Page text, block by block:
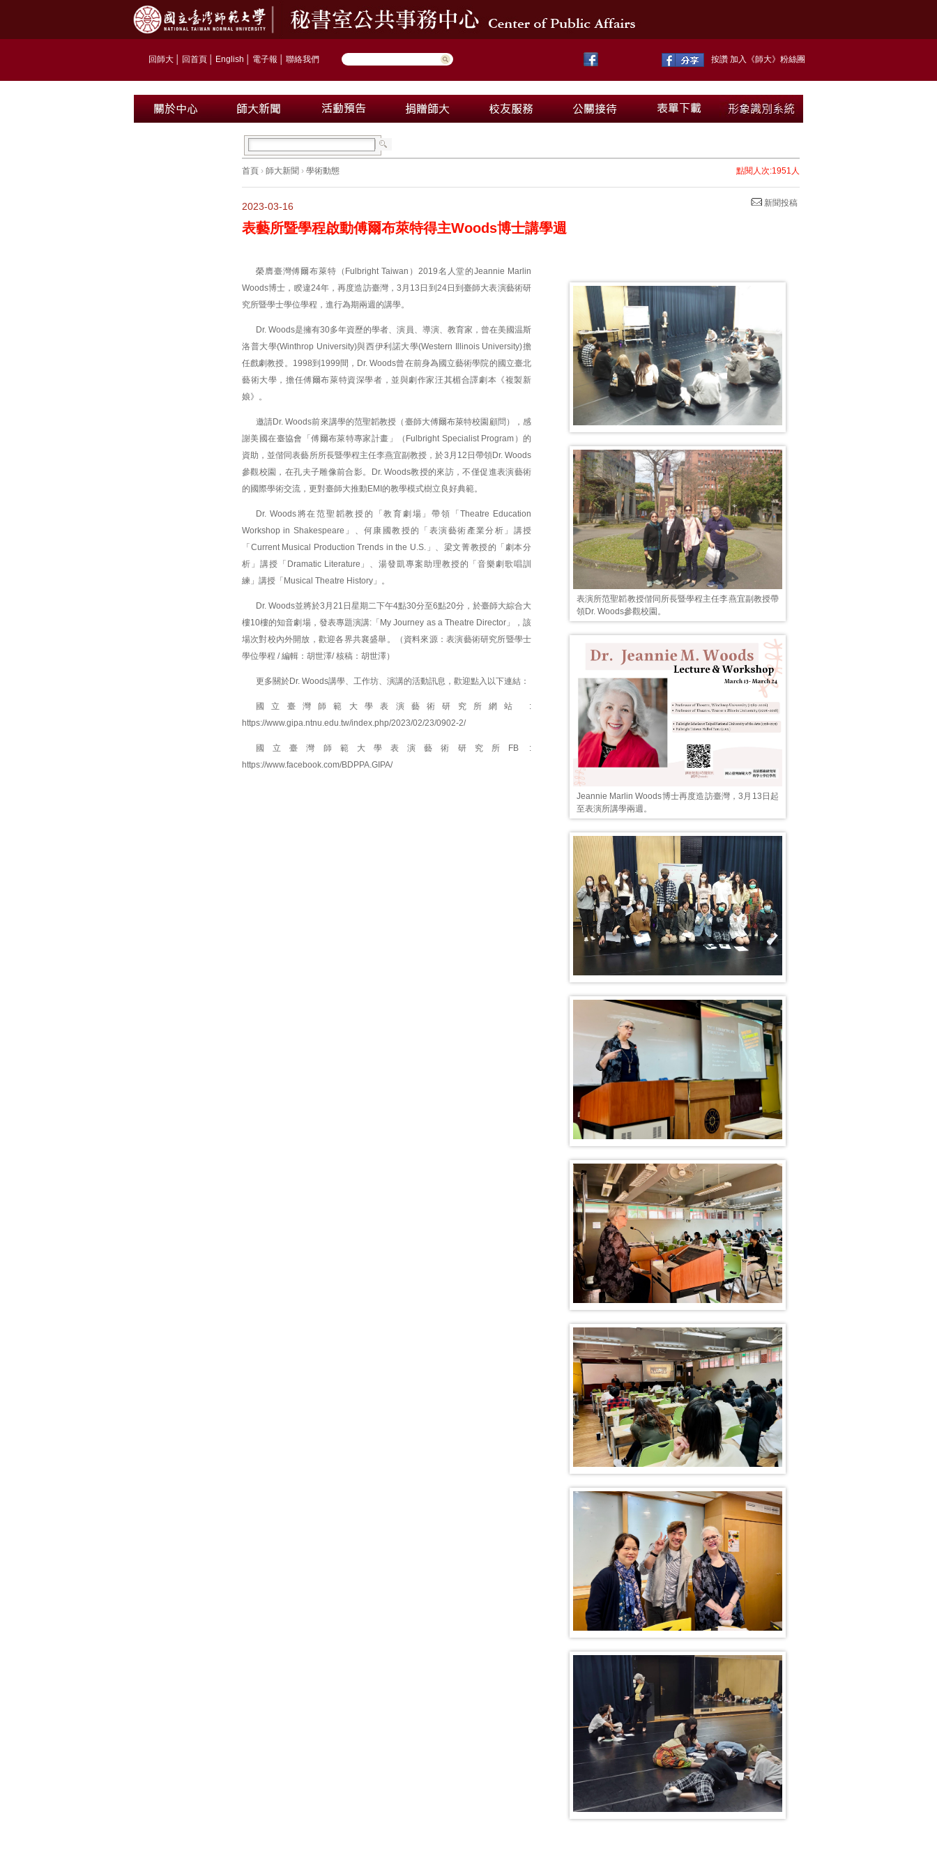
回師大 回首頁 English 電子報 聯絡我們 按讚 加入《師大》粉絲團
首頁 › 師大新聞 › 學術動態 點閱人次:1951人
新聞投稿
2023-03-16
表藝所暨學程啟動傅爾布萊特得主Woods博士講學週
表演所范聖韜教授偕同所長暨學程主任李燕宜副教授帶
領Dr. Woods參觀校園。
Jeannie Marlin Woods博士再度造訪臺灣，3月13日起
至表演所講學兩週。
榮膺臺灣傅爾布萊特（Fulbright Taiwan）2019名人堂的Jeannie Marlin
Woods博士，睽違24年，再度造訪臺灣，3月13日到24日到臺師大表演藝術研
究所暨學士學位學程，進行為期兩週的講學。
Dr. Woods是擁有30多年資歷的學者、演員、導演、教育家，曾在美國温斯
洛普大學(Winthrop University)與西伊利諾大學(Western Illinois University)擔
任戲劇教授。1998到1999間，Dr. Woods曾在前身為國立藝術學院的國立臺北
藝術大學，擔任傅爾布萊特資深學者，並與劇作家汪其楣合譯劇本《複製新
娘》。
邀請Dr. Woods前來講學的范聖韜教授（臺師大傅爾布萊特校園顧問），感
謝美國在臺協會「傅爾布萊特專家計畫」（Fulbright Specialist Program）的
資助，並偕同表藝所所長暨學程主任李燕宜副教授，於3月12日帶領Dr. Woods
參觀校園，在孔夫子雕像前合影。Dr. Woods教授的來訪，不僅促進表演藝術
的國際學術交流，更對臺師大推動EMI的教學模式樹立良好典範。
Dr. Woods將在范聖韜教授的「教育劇場」帶領「Theatre Education
Workshop in Shakespeare」、何康國教授的「表演藝術產業分析」講授
「Current Musical Production Trends in the U.S.」、梁文菁教授的「劇本分
析」講授「Dramatic Literature」、湯發凱專案助理教授的「音樂劇歌唱訓
練」講授「Musical Theatre History」。
Dr. Woods並將於3月21日星期二下午4點30分至6點20分，於臺師大綜合大
樓10樓的知音劇場，發表專題演講:「My Journey as a Theatre Director」，該
場次對校內外開放，歡迎各界共襄盛舉。（資料來源：表演藝術研究所暨學士
學位學程 / 編輯：胡世澤/ 核稿：胡世澤）
更多關於Dr. Woods講學、工作坊、演講的活動訊息，歡迎點入以下連結：
國立臺灣師範大學表演藝術研究所網站 :
https://www.gipa.ntnu.edu.tw/index.php/2023/02/23/0902-2/
國立臺灣師範大學表演藝術研究所FB :
https://www.facebook.com/BDPPA.GIPA/